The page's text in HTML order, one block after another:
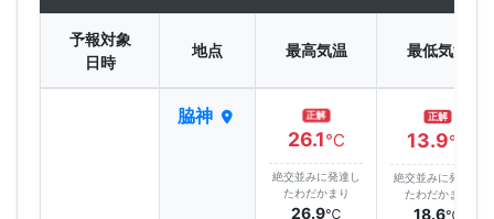
予報対象
日時
地点 最高気温 最低気温
脇神 正解
26.1℃
絶交並みに発達し
たわだかまり
26.9℃
正解
13.9℃
絶交並みに発達し
たわだかまり
18.6℃